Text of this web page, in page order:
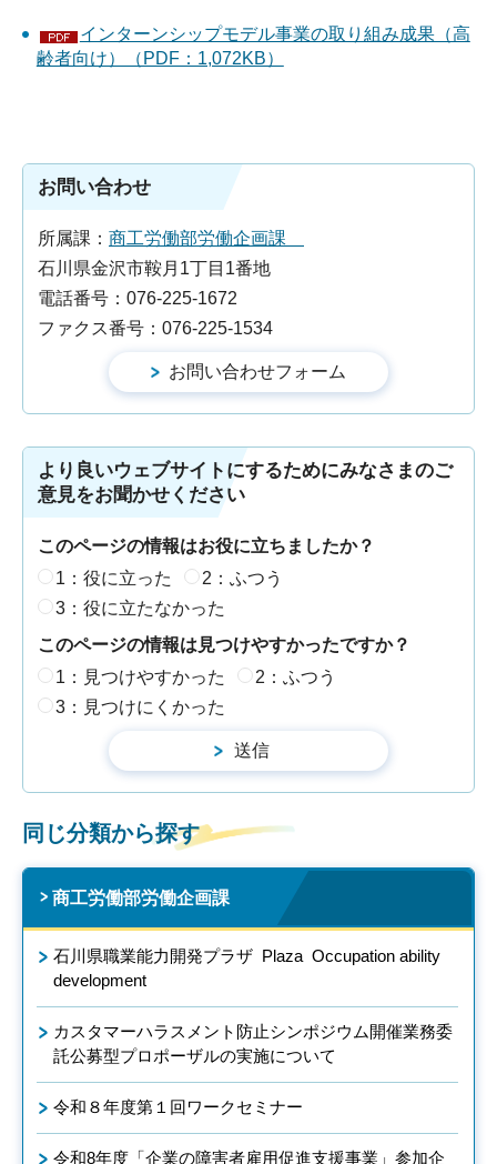
インターンシップモデル事業の取り組み成果（高
齢者向け）（PDF：1,072KB）
お問い合わせ
所属課： 商工労働部労働企画課
石川県金沢市鞍月1丁目1番地
電話番号：076-225-1672
ファクス番号：076-225-1534
より良いウェブサイトにするためにみなさまのご
意見をお聞かせください
このページの情報はお役に立ちましたか？
1：役に立った
2：ふつう
3：役に立たなかった
このページの情報は見つけやすかったですか？
1：見つけやすかった
2：ふつう
3：見つけにくかった
同じ分類から探す
商工労働部労働企画課
石川県職業能力開発プラザ Plaza Occupation ability
development
カスタマーハラスメント防止シンポジウム開催業務委
託公募型プロポーザルの実施について
令和８年度第１回ワークセミナー
令和8年度「企業の障害者雇用促進支援事業」参加企